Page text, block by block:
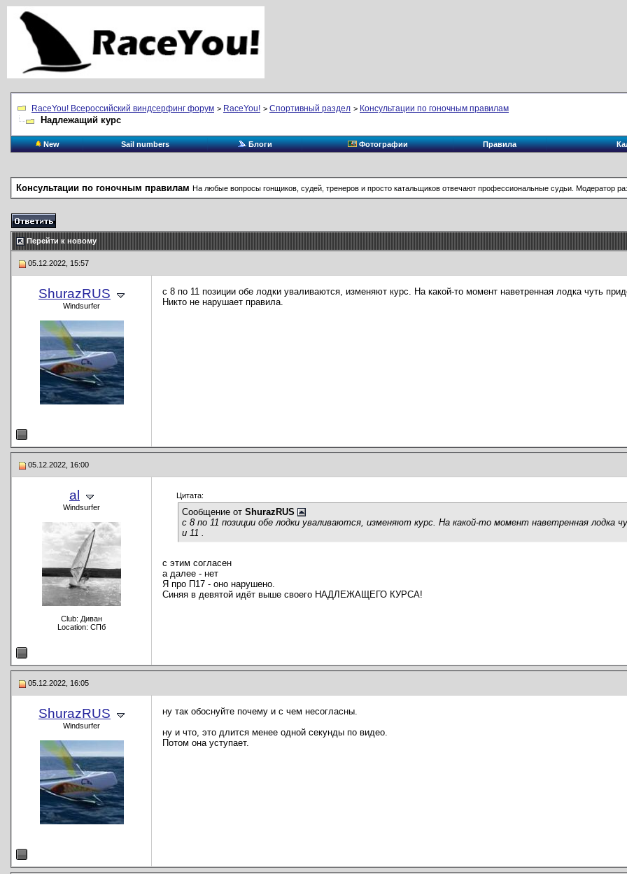
RaceYou! Всероссийский виндсерфинг форум > RaceYou! > Спортивный раздел > Консультации по гоночным правилам
Надлежащий курс
New Sail numbers Блоги Фотографии Правила
Консультации по гоночным правилам На любые вопросы гонщиков, судей, тренеров и просто катальщиков отвечают профессиональные судьи. Модератор
Перейти к новому
05.12.2022, 15:57
ShurazRUS
Windsurfer
с 8 по 11 позиции обе лодки уваливаются, изменяют курс. На какой-то момент наветренная лодка чуть
Никто не нарушает правила.
05.12.2022, 16:00
al
Windsurfer
Club: Диван
Location: СПб
Цитата:
Сообщение от ShurazRUS
с 8 по 11 позиции обе лодки уваливаются, изменяют курс. На какой-то момент наветренная лодка
и 11 .
с этим согласен
а далее - нет
Я про П17 - оно нарушено.
Синяя в девятой идёт выше своего НАДЛЕЖАЩЕГО КУРСА!
05.12.2022, 16:05
ShurazRUS
Windsurfer
ну так обоснуйте почему и с чем несогласны.
ну и что, это длится менее одной секунды по видео.
Потом она уступает.